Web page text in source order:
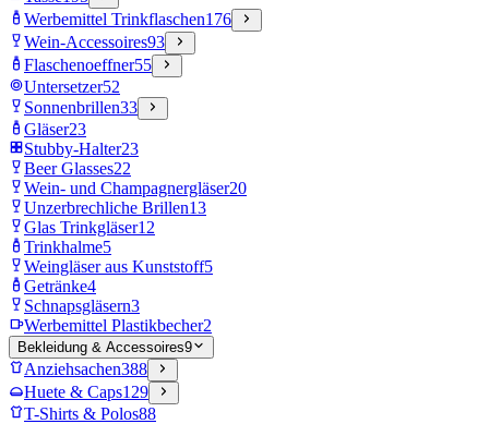
Werbemittel Trinkflaschen176
Wein-Accessoires93
Flaschenoeffner55
Untersetzer52
Sonnenbrillen33
Gläser23
Stubby-Halter23
Beer Glasses22
Wein- und Champagnergläser20
Unzerbrechliche Brillen13
Glas Trinkgläser12
Trinkhalme5
Weingläser aus Kunststoff5
Getränke4
Schnapsgläsern3
Werbemittel Plastikbecher2
Bekleidung & Accessoires9
Anziehsachen388
Huete & Caps129
T-Shirts & Polos88